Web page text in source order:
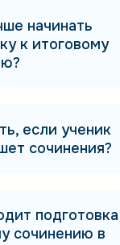
начинать
к итоговому
если ученик
сочинения?
сочинению в